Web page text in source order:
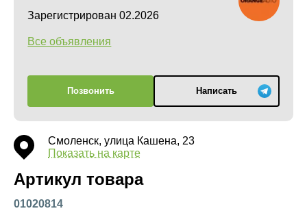
Зарегистрирован 02.2026
Все объявления
Позвонить Написать
Смоленск, улица Кашена, 23
Показать на карте
Артикул товара
01020814